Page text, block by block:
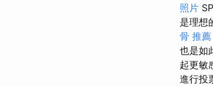
照片
是理想
骨 推薦
也是如
起更敏
進行投